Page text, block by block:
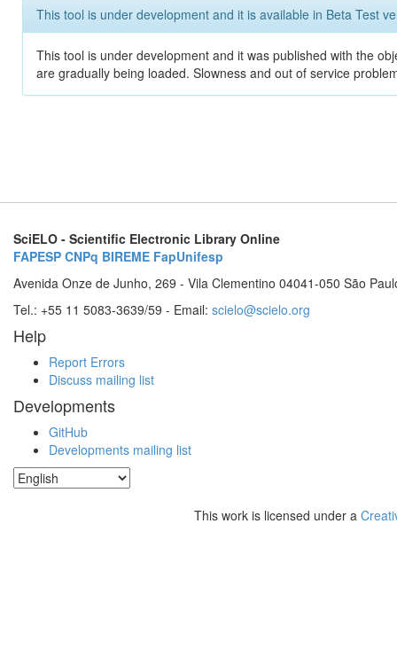
This tool is under development and it is available in Beta Test
This tool is under development and it was published with the
are gradually being loaded. Slowness and out of service
SciELO - Scientific Electronic Library Online
FAPESP CNPq BIREME FapUnifesp
Avenida Onze de Junho, 269 - Vila Clementino 04041-050 São
Tel.: +55 11 5083-3639/59 - Email: scielo@scielo.org
Help
Report Errors
Discuss mailing list
Developments
GitHub
Developments mailing list
This work is licensed under a